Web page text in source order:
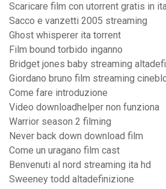
Scaricare film con utorrent gratis in
Sacco e vanzetti 2005 streaming
Ghost whisperer ita torrent
Film bound torbido inganno
Bridget jones baby streaming
Giordano bruno film streaming
Come fare introduzione
Video downloadhelper non funziona
Warrior season 2 filming
Never back down download film
Come un uragano film cast
Benvenuti al nord streaming ita hd
Sweeney todd altadefinizione